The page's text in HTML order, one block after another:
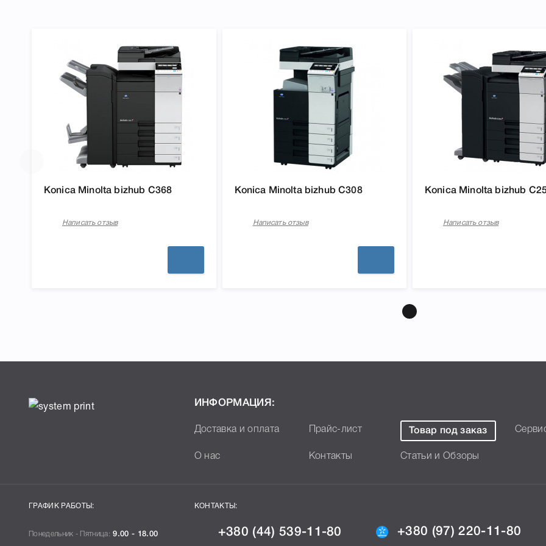
Konica Minolta bizhub C368
Написать отзыв
Konica Minolta bizhub C308
Написать отзыв
Konica Minolta bizhub
Написать отзыв
ИНФОРМАЦИЯ:
Доставка и оплата Прайс-лист Товар под заказ
О нас Контакты Статьи и Обзоры
ГРАФИК РАБОТЫ:
Понедельник - Пятница: 9.00 - 18.00
КОНТАКТЫ:
+380 (44) 539-11-80 +380 (97) 220-11-80